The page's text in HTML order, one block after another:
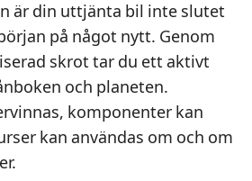
är din uttjänta bil inte slutet
på något nytt. Genom
skrot tar du ett aktivt
och planeten.
komponenter kan
kan användas om och om